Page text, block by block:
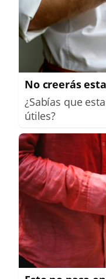
No creerás
¿Sabías que
útiles?